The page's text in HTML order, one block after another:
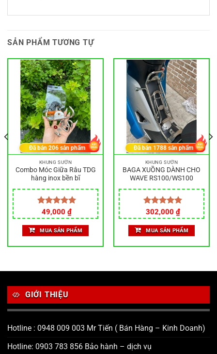
SẢN PHẨM TƯƠNG TỰ
KHUNG SƯỜN
Combo Móc Giữa Râu TDG
hàng inox bền bĩ
Được xếp
hạng5.00
5 sao
49,000 ₫
Đã bán206 sản phẩm
MUA SẢN PHẨM
KHUNG SƯỜN
BAGA XUỒNG DÀNH CHO
WAVE RS100/WS100
Được xếp
hạng5.00
5 sao
302,000 ₫
Đã bán 1788sản phẩm
MUA SẢN PHẨM
GIỚI THIỆU
Hotline : 0948 009 003 Mr Tiến ( Bán Hàng – Kinh Doanh)
Hotline: 0903 783 856 Bảo hành – dịch vụ